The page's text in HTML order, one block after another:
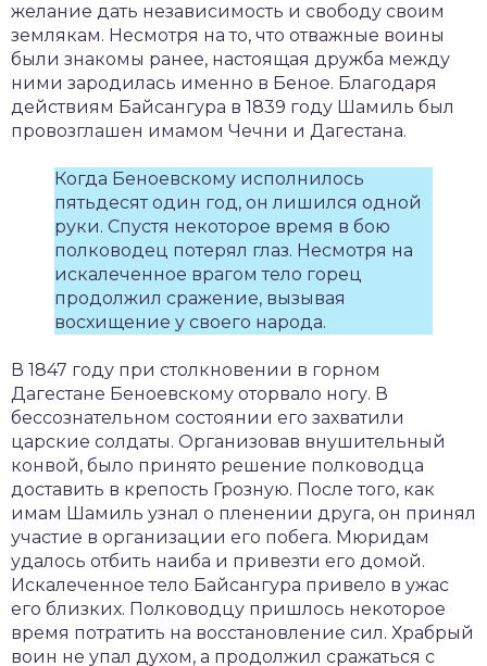
желание дать независимость и свободу своим
землякам. Несмотря на то, что отважные воины
были знакомы ранее, настоящая дружба между
ними зародилась именно в Беное. Благодаря
действиям Байсангура в 1839 году Шамиль был
провозглашен имамом Чечни и Дагестана.
Когда Беноевскому исполнилось
пятьдесят один год, он лишился одной
руки. Спустя некоторое время в бою
полководец потерял глаз. Несмотря на
искалеченное врагом тело горец
продолжил сражение, вызывая
восхищение у своего народа.
В 1847 году при столкновении в горном
Дагестане Беноевскому оторвало ногу. В
бессознательном состоянии его захватили
царские солдаты. Организовав внушительный
конвой, было принято решение полководца
доставить в крепость Грозную. После того, как
имам Шамиль узнал о пленении друга, он принял
участие в организации его побега. Мюридам
удалось отбить наиба и привезти его домой.
Искалеченное тело Байсангура привело в ужас
его близких. Полководцу пришлось некоторое
время потратить на восстановление сил. Храбрый
воин не упал духом, а продолжил сражаться с